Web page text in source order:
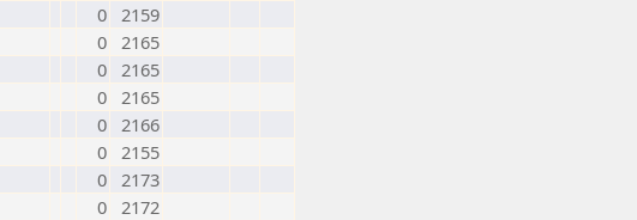
0 2159
0 2165
0 2165
0 2165
0 2166
0 2155
0 2173
0 2172